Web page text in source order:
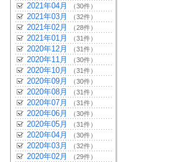
2021年04月 （30件）
2021年03月 （32件）
2021年02月 （28件）
2021年01月 （31件）
2020年12月 （31件）
2020年11月 （30件）
2020年10月 （31件）
2020年09月 （30件）
2020年08月 （31件）
2020年07月 （31件）
2020年06月 （30件）
2020年05月 （31件）
2020年04月 （30件）
2020年03月 （32件）
2020年02月 （29件）